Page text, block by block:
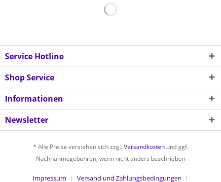
Service Hotline
Shop Service
Informationen
Newsletter
* Alle Preise verstehen sich zzgl.Versandkostenund ggf.
Nachnahmegebühren, wenn nicht anders beschrieben
Impressum Versand und Zahlungsbedingungen